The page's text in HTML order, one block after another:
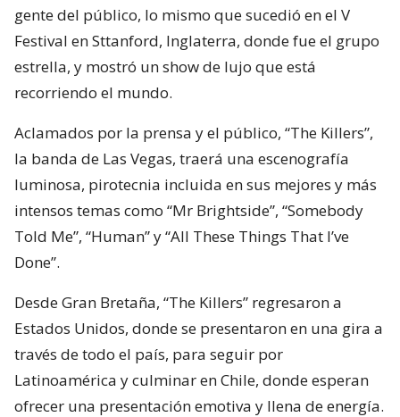
gente del público, lo mismo que sucedió en el V
Festival en Sttanford, Inglaterra, donde fue el grupo
estrella, y mostró un show de lujo que está
recorriendo el mundo.
Aclamados por la prensa y el público, “The Killers”,
la banda de Las Vegas, traerá una escenografía
luminosa, pirotecnia incluida en sus mejores y más
intensos temas como “Mr Brightside”, “Somebody
Told Me”, “Human” y “All These Things That I’ve
Done”.
Desde Gran Bretaña, “The Killers” regresaron a
Estados Unidos, donde se presentaron en una gira a
través de todo el país, para seguir por
Latinoamérica y culminar en Chile, donde esperan
ofrecer una presentación emotiva y llena de energía.